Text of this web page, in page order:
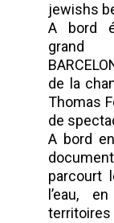
jewishs
A bord
grand
de la
Thomas
de
A bord
parcourt
l’eau,
territoires